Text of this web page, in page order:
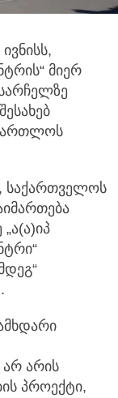
მიერ
საქართველოს
არის
პროექტი,